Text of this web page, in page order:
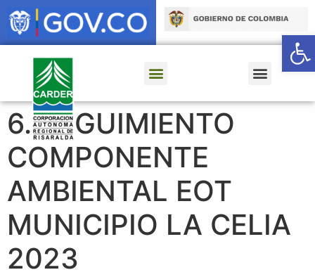
6. SEGUIMIENTO
COMPONENTE
AMBIENTAL EOT
MUNICIPIO LA CELIA
2023